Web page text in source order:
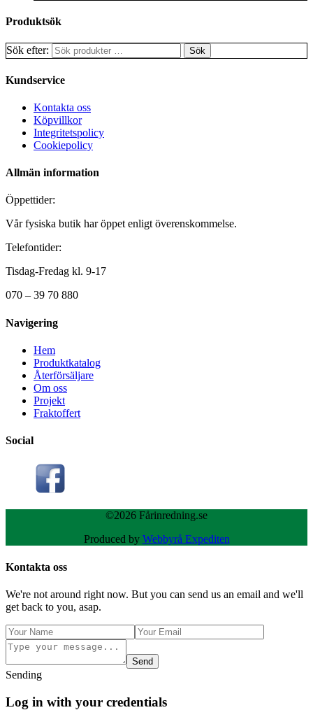
Produktsök
Sök efter:
Kundservice
Kontakta oss
Köpvillkor
Integritetspolicy
Cookiepolicy
Allmän information
Öppettider:
Vår fysiska butik har öppet enligt överenskommelse.
Telefontider:
Tisdag-Fredag kl. 9-17
070 – 39 70 880
Navigering
Hem
Produktkatalog
Återförsäljare
Om oss
Projekt
Fraktoffert
Social
©2026 Fårinredning.se
Produced by Webbyrå Expediten
Kontakta oss
We're not around right now. But you can send us an email and we'll
get back to you, asap.
Send
Sending
Log in with your credentials